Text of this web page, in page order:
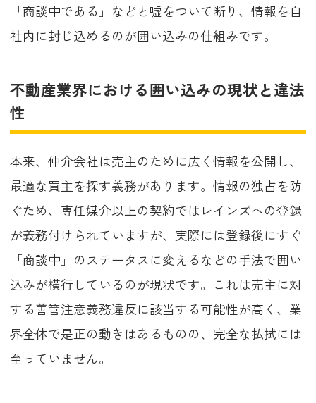
「商談中である」などと嘘をついて断り、情報を自
社内に封じ込めるのが囲い込みの仕組みです。
不動産業界における囲い込みの現状と違法
性
本来、仲介会社は売主のために広く情報を公開し、
最適な買主を探す義務があります。情報の独占を防
ぐため、専任媒介以上の契約ではレインズへの登録
が義務付けられていますが、実際には登録後にすぐ
「商談中」のステータスに変えるなどの手法で囲い
込みが横行しているのが現状です。これは売主に対
する善管注意義務違反に該当する可能性が高く、業
界全体で是正の動きはあるものの、完全な払拭には
至っていません。